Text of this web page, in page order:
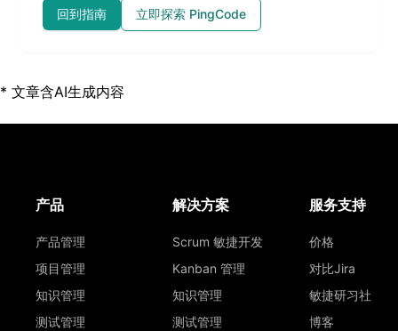
回到指南 立即探索 PingCode
* 文章含AI生成内容
产品
产品管理
项目管理
知识管理
测试管理
解决方案
Scrum 敏捷开发
Kanban 管理
知识管理
测试管理
服务支持
价格
对比Jira
敏捷研习社
博客